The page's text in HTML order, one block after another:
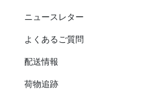
ニュースレター
よくあるご質問
配送情報
荷物追跡